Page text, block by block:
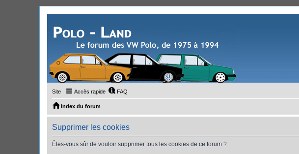
Site Accès rapide FAQ
Index du forum
Supprimer les cookies
Êtes-vous sûr de vouloir supprimer tous les cookies de ce forum ?